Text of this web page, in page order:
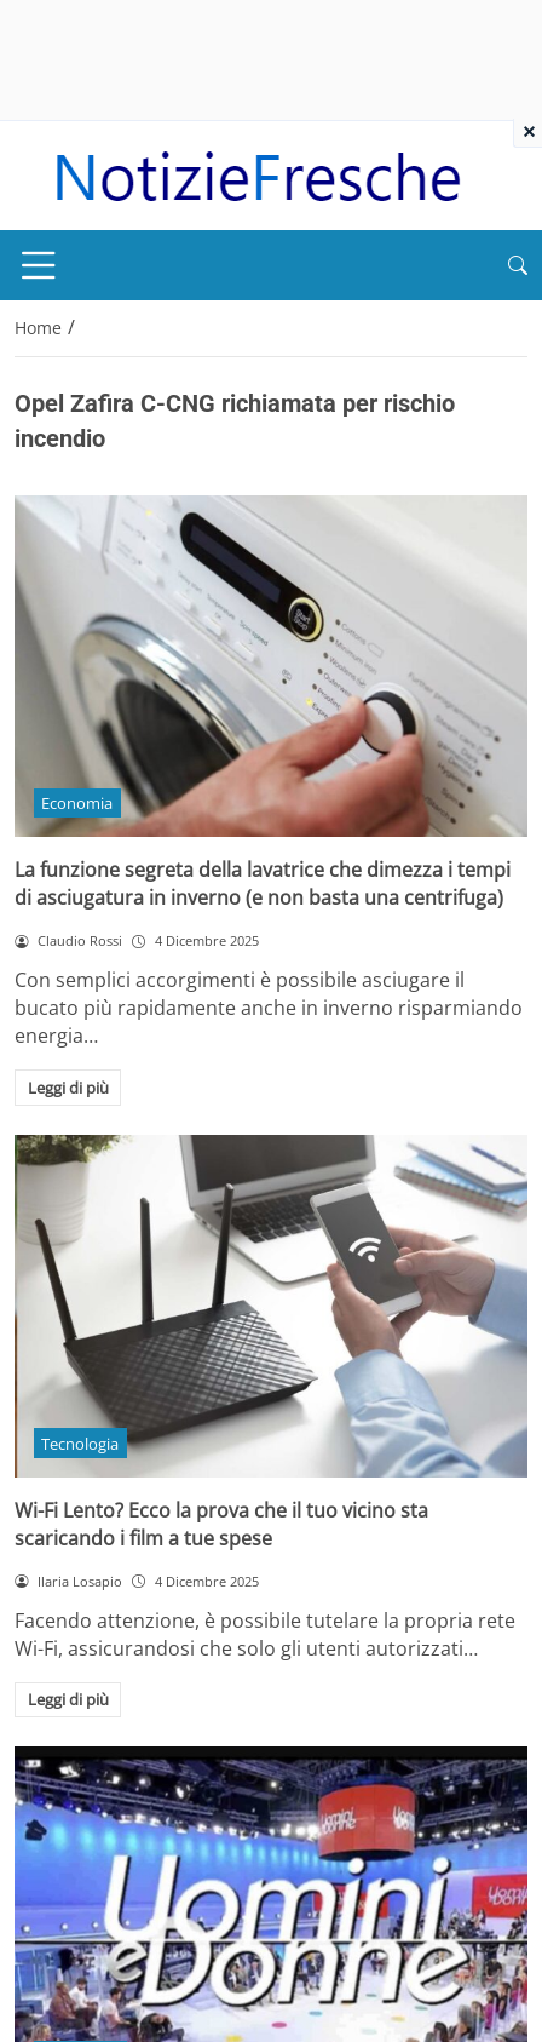
Home /
Opel Zafira C-CNG richiamata per rischio
incendio
Economia
La funzione segreta della lavatrice che dimezza i tempi
di asciugatura in inverno (e non basta una centrifuga)
Claudio Rossi 4 Dicembre 2025
Con semplici accorgimenti è possibile asciugare il
bucato più rapidamente anche in inverno risparmiando
energia…
Leggi di più
Tecnologia
Wi-Fi Lento? Ecco la prova che il tuo vicino sta
scaricando i film a tue spese
Ilaria Losapio 4 Dicembre 2025
Facendo attenzione, è possibile tutelare la propria rete
Wi-Fi, assicurandosi che solo gli utenti autorizzati…
Leggi di più
×